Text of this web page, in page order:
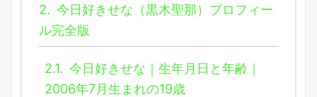
2. 今日好きせな（黒木聖那）プロフィー
ル完全版
2.1. 今日好きせな｜生年月日と年齢｜
2006年7月生まれの19歳